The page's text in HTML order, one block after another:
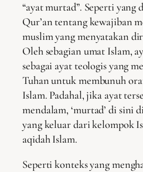
“ayat murtad”. Seperti yang
Qur’an tentang kewajiban
muslim yang menyatakan
Oleh sebagian umat Islam,
sebagai ayat teologis yang
Tuhan untuk membunuh
Islam. Padahal, jika ayat
mendalam, ‘murtad’ di sini
yang keluar dari kelompok
aqidah Islam.
Seperti konteks yang